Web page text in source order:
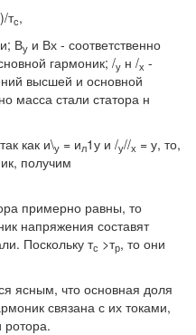
)/тс,
Ву и Вх - соответственно
гармоник; /у н /х -
высшей и основной
масса стали статора н
как и\у = ил1у и /у//х = у, то,
получим
примерно равны, то
напряжения составят
Поскольку тс >тр, то они
ясным, что основная доля
связана с их токами,